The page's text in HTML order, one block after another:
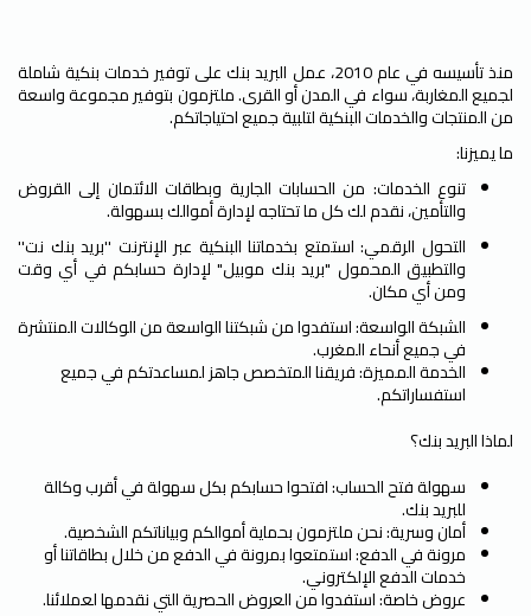
منذ تأسيسه في عام 2010، عمل البريد بنك على توفير خدمات بنكية شاملة
لجميع المغاربة، سواء في المدن أو القرى. ملتزمون بتوفير مجموعة واسعة
من المنتجات والخدمات البنكية لتلبية جميع احتياجاتكم.
ما يميزنا:
تنوع الخدمات: من الحسابات الجارية وبطاقات الائتمان إلى القروض
والتأمين، نقدم لك كل ما تحتاجه لإدارة أموالك بسهولة.
التحول الرقمي: استمتع بخدماتنا البنكية عبر الإنترنت ''بريد بنك نت''
والتطبيق المحمول "بريد بنك موبيل" لإدارة حسابكم في أي وقت
ومن أي مكان.
الشبكة الواسعة: استفدوا من شبكتنا الواسعة من الوكالات المنتشرة
في جميع أنحاء المغرب.
الخدمة المميزة: فريقنا المتخصص جاهز لمساعدتكم في جميع
استفساراتكم.
لماذا البريد بنك؟
سهولة فتح الحساب: افتحوا حسابكم بكل سهولة في أقرب وكالة
للبريد بنك.
أمان وسرية: نحن ملتزمون بحماية أموالكم وبياناتكم الشخصية.
مرونة في الدفع: استمتعوا بمرونة في الدفع من خلال بطاقاتنا أو
خدمات الدفع الإلكتروني.
عروض خاصة: استفدوا من العروض الحصرية التي نقدمها لعملائنا.